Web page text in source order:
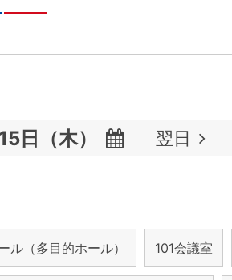
 翌日
ル（多目的ホール） 101会議室